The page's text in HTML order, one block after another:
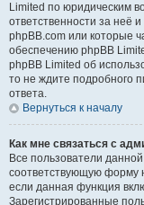
Limited по юридическим
ответственности за неё
phpBB.com или которые
обеспечению phpBB
phpBB Limited об
то не ждите подробного
ответа.
Вернуться к началу
Как мне связаться с
Все пользователи
соответствующую форму
если данная функция
Зарегистрированные